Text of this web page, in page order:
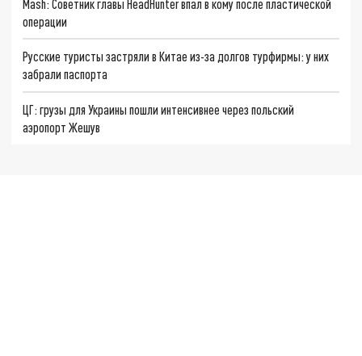
Mash: Советник главы HeadHunter впал в кому после пластической
операции
Руcские туристы застряли в Китае из-за долгов турфирмы: у них
забрали паспорта
ЦГ: грузы для Украины пошли интенсивнее через польский
аэропорт Жешув